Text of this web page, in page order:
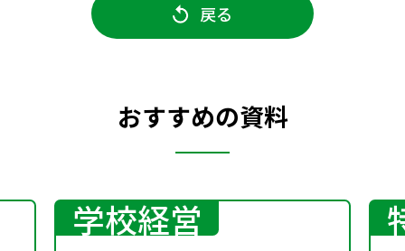
戻る
おすすめの資料
学校経営